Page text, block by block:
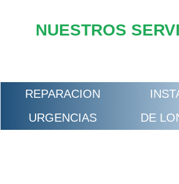
NUESTROS
REPARACION
URGENCIAS
DE